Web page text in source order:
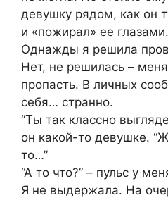
девушку рядом, как он
и «пожирал» ее глазами.
Однажды я решила
Нет, не решилась –
пропасть. В личных
себя… странно.
“Ты так классно
он какой-то девушке.
то…”
“А то что?” – пульс у
Я не выдержала. На